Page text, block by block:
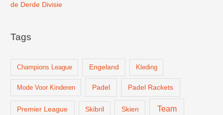
de Derde Divisie
Tags
Champions League Engeland Kleding
Mode Voor Kinderen Padel Padel Rackets
Premier League Skibril Skien Team